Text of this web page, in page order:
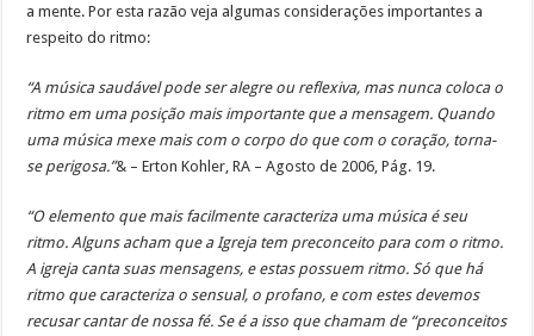
a mente. Por esta razão veja algumas considerações importantes a
respeito do ritmo:
“A música saudável pode ser alegre ou reflexiva, mas nunca coloca o
ritmo em uma posição mais importante que a mensagem. Quando
uma música mexe mais com o corpo do que com o coração, torna-
se perigosa.”& – Erton Kohler, RA – Agosto de 2006, Pág. 19.
“O elemento que mais facilmente caracteriza uma música é seu
ritmo. Alguns acham que a Igreja tem preconceito para com o ritmo.
A igreja canta suas mensagens, e estas possuem ritmo. Só que há
ritmo que caracteriza o sensual, o profano, e com estes devemos
recusar cantar de nossa fé. Se é a isso que chamam de “preconceitos